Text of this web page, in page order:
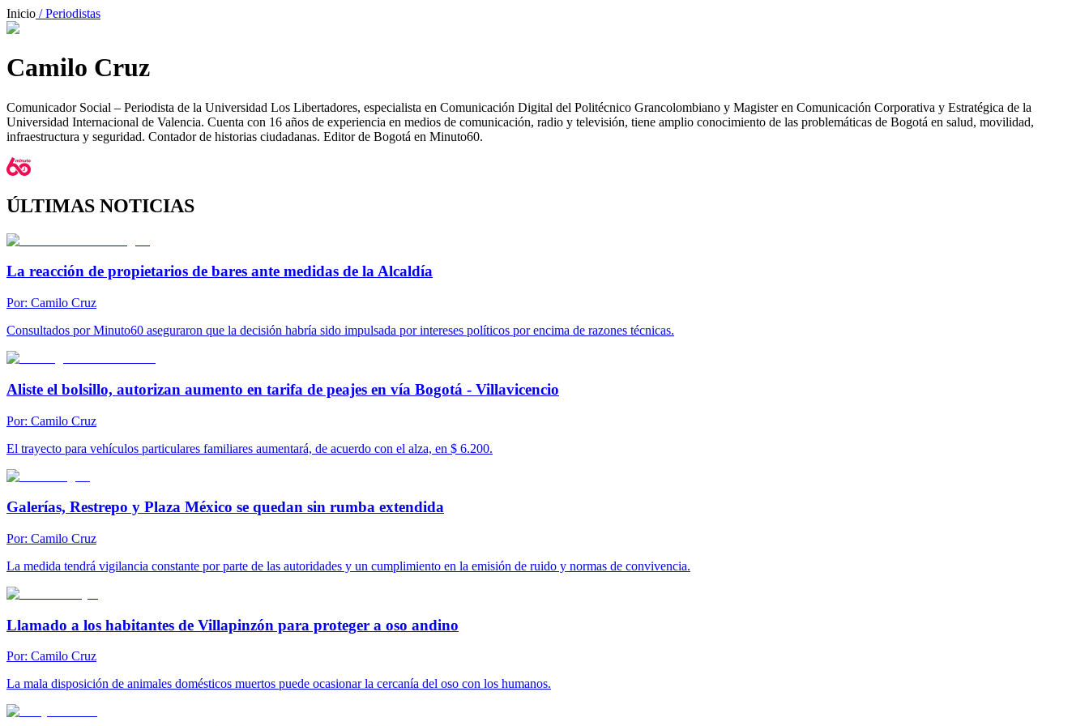
Inicio / Periodistas
Camilo Cruz
Comunicador Social – Periodista de la Universidad Los Libertadores, especialista en Comunicación Digital del Politécnico Grancolombiano y Magister en Comunicación Corporativa y Estratégica de la
Universidad Internacional de Valencia. Cuenta con 16 años de experiencia en medios de comunicación, radio y televisión, tiene amplio conocimiento de las problemáticas de Bogotá en salud, movilidad,
infraestructura y seguridad. Contador de historias ciudadanas. Editor de Bogotá en Minuto60.
ÚLTIMAS NOTICIAS
La reacción de propietarios de bares ante medidas de la Alcaldía
Por: Camilo Cruz
Consultados por Minuto60 aseguraron que la decisión habría sido impulsada por intereses políticos por encima de razones técnicas.
Aliste el bolsillo, autorizan aumento en tarifa de peajes en vía Bogotá - Villavicencio
Por: Camilo Cruz
El trayecto para vehículos particulares familiares aumentará, de acuerdo con el alza, en $ 6.200.
Galerías, Restrepo y Plaza México se quedan sin rumba extendida
Por: Camilo Cruz
La medida tendrá vigilancia constante por parte de las autoridades y un cumplimiento en la emisión de ruido y normas de convivencia.
Llamado a los habitantes de Villapinzón para proteger a oso andino
Por: Camilo Cruz
La mala disposición de animales domésticos muertos puede ocasionar la cercanía del oso con los humanos.